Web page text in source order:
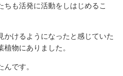
も活発に活動をしはじめるこ
かけるようになったと感じていた
物にありました。
です。